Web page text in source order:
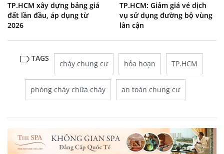
TP.HCM xây dựng bảng giá
đất lần đầu, áp dụng từ
2026
TP.HCM: Giảm giá vé dịch
vụ sử dụng đường bộ vùng
lân cận
TAGS
cháy chung cư hỏa hoạn TP.HCM
phòng cháy chữa cháy an toàn chung cư